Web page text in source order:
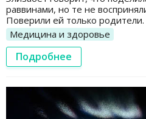
раввинами, но те не
Поверили ей только родители.
Медицина и здоровье
Подробнее